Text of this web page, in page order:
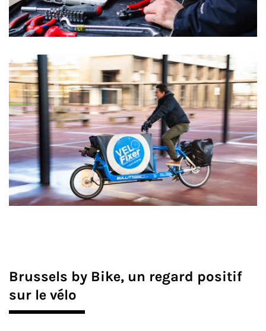
Brussels by Bike, un regard positif
sur le vélo